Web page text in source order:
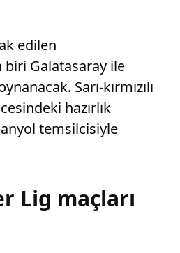
edilen
biri Galatasaray ile
Sarı-kırmızılı
hazırlık
temsilcisiyle
Lig maçları